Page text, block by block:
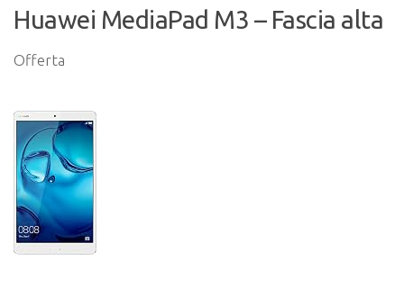
Huawei MediaPad M3 – Fascia alta
Offerta